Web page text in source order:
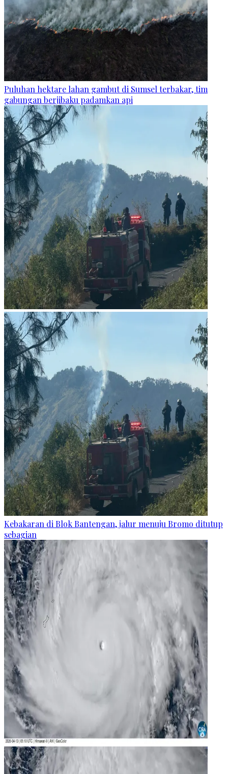
Puluhan hektare lahan gambut di Sumsel terbakar, tim
gabungan berjibaku padamkan api
Kebakaran di Blok Bantengan, jalur menuju Bromo ditutup
sebagian